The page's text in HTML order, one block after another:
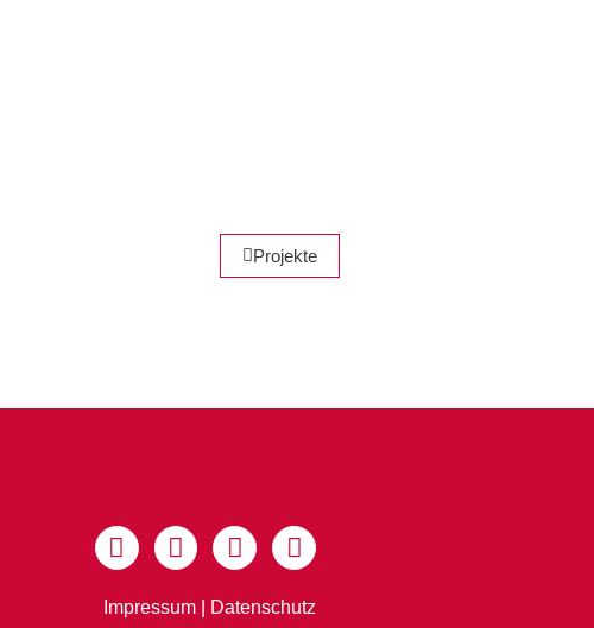
Projekte
Impressum| Datenschutz